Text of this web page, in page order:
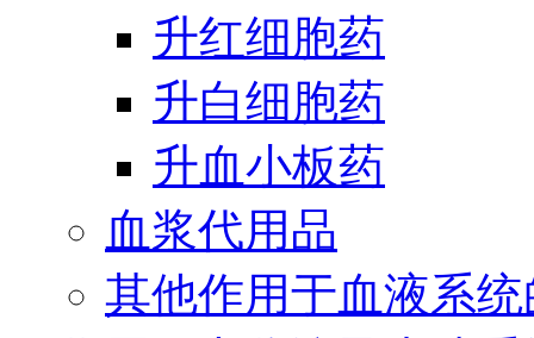
升红细胞药
升白细胞药
升血小板药
血浆代用品
其他作用于血液系